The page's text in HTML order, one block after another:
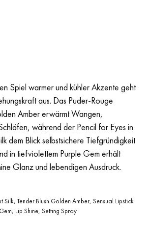
Spiel warmer und kühler Akzente geht
aus. Das Puder-Rouge
Amber erwärmt Wangen,
während der Pencil for Eyes in
dem Blick selbstsichere Tiefgründigkeit
in tiefviolettem Purple Gem erhält
Glanz und lebendigen Ausdruck.
Silk, Tender Blush Golden Amber, Sensual Lipstick
Lip Shine, Setting Spray